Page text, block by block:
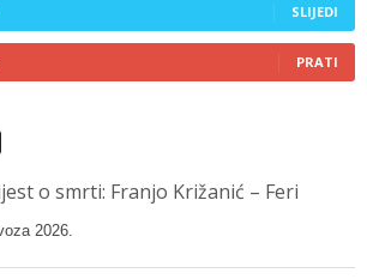
SLIJEDI
PRATI
o smrti: Franjo Križanić – Feri
2026.